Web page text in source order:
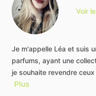
Voir
Je m'appelle Léa et suis
parfums, ayant une
je souhaite revendre ceux
Plus